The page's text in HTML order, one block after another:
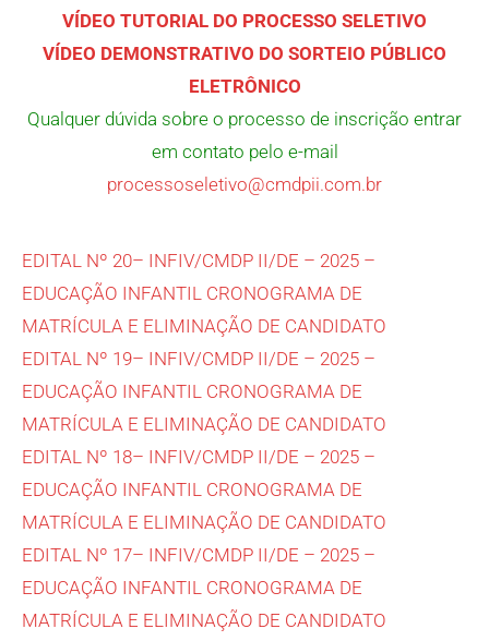
VÍDEO TUTORIAL DO PROCESSO SELETIVO
VÍDEO DEMONSTRATIVO DO SORTEIO PÚBLICO
ELETRÔNICO
Qualquer dúvida sobre o processo de inscrição entrar
em contato pelo e-mail
processoseletivo@cmdpii.com.br
EDITAL Nº 20– INFIV/CMDP II/DE – 2025 –
EDUCAÇÃO INFANTIL CRONOGRAMA DE
MATRÍCULA E ELIMINAÇÃO DE CANDIDATO
EDITAL Nº 19– INFIV/CMDP II/DE – 2025 –
EDUCAÇÃO INFANTIL CRONOGRAMA DE
MATRÍCULA E ELIMINAÇÃO DE CANDIDATO
EDITAL Nº 18– INFIV/CMDP II/DE – 2025 –
EDUCAÇÃO INFANTIL CRONOGRAMA DE
MATRÍCULA E ELIMINAÇÃO DE CANDIDATO
EDITAL Nº 17– INFIV/CMDP II/DE – 2025 –
EDUCAÇÃO INFANTIL CRONOGRAMA DE
MATRÍCULA E ELIMINAÇÃO DE CANDIDATO